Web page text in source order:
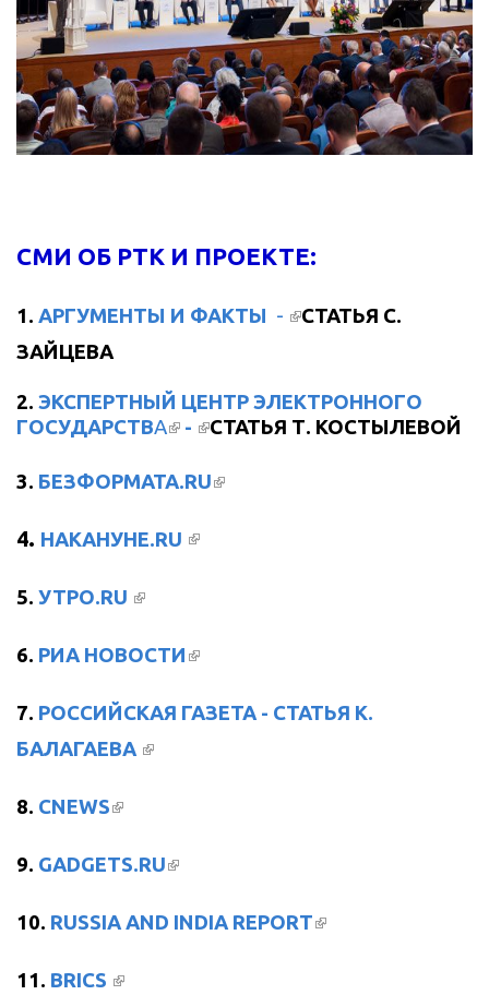
СМИ ОБ РТК И ПРОЕКТЕ:
1. АРГУМЕНТЫ И ФАКТЫ -
(ВНЕШНЯЯ
ССЫЛКА)
СТАТЬЯ С.
ЗАЙЦЕВА
2. ЭКСПЕРТНЫЙ ЦЕНТР ЭЛЕКТРОННОГО
ГОСУДАРСТВА(ВНЕШНЯЯ ССЫЛКА)
- (ВНЕШНЯЯ ССЫЛКА)
СТАТЬЯ Т. КОСТЫЛЕВОЙ
3. БЕЗФОРМАТА.RU
4. НАКАНУНЕ.RU (ВНЕШНЯЯ ССЫЛКА)
5. УТРО.RU
6. РИА НОВОСТИ
7. РОССИЙСКАЯ ГАЗЕТА - СТАТЬЯ К.
БАЛАГАЕВА
8. CNEWS
9. GADGETS.RU
10. RUSSIA AND INDIA REPORT
ССЫЛКА)
11. BRICS